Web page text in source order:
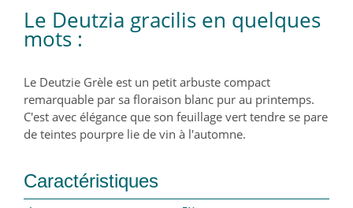
Le Deutzia gracilis en quelques
mots :
Le Deutzie Grèle est un petit arbuste compact
remarquable par sa floraison blanc pur au printemps.
C'est avec élégance que son feuillage vert tendre se pare
de teintes pourpre lie de vin à l'automne.
Caractéristiques